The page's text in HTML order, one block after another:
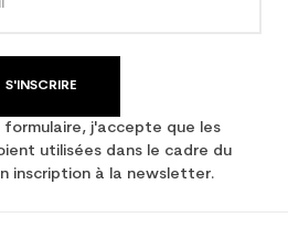
S'INSCRIRE
formulaire, j'accepte que les
utilisées dans le cadre du
inscription à la newsletter.